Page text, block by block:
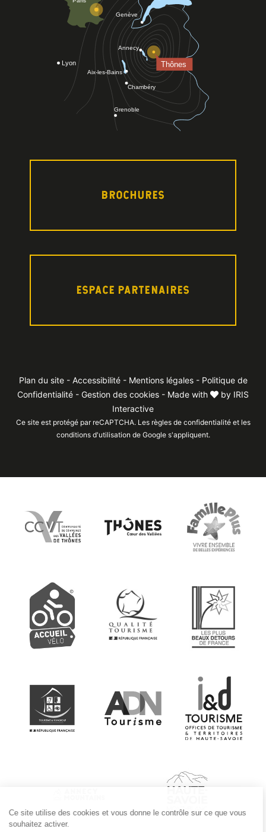
BROCHURES
ESPACE PARTENAIRES
Plan du site- Accessibilité- Mentions légales- Politique de
Confidentialité - Gestion des cookies - Made with by IRIS
Interactive
Ce site est protégé par reCAPTCHA. Les règles de confidentialitéet les
conditions d'utilisation de Google s'appliquent.
Ce site utilise des cookies et vous donne le contrôle sur ce que vous
souhaitez activer.